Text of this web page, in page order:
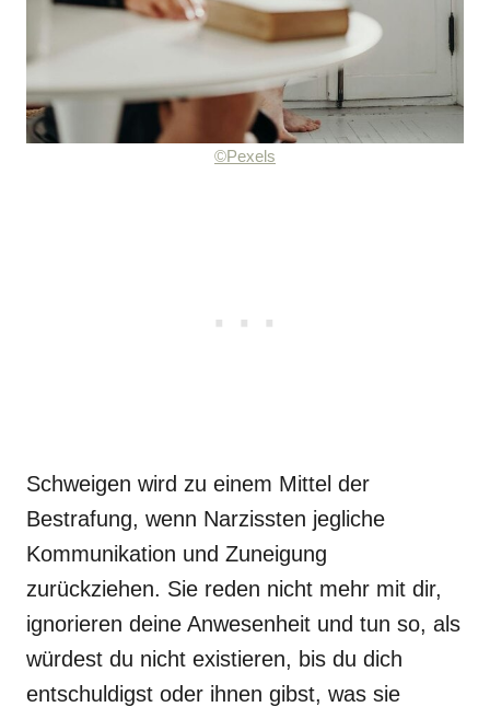
©Pexels
Schweigen wird zu einem Mittel der
Bestrafung, wenn Narzissten jegliche
Kommunikation und Zuneigung
zurückziehen. Sie reden nicht mehr mit dir,
ignorieren deine Anwesenheit und tun so, als
würdest du nicht existieren, bis du dich
entschuldigst oder ihnen gibst, was sie